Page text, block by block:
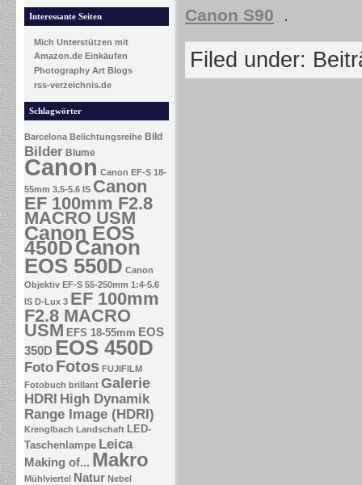
Interessante Seiten
Mich Unterstützen mit
Amazon.de Einkäufen
Photography Art Blogs
rss-verzeichnis.de
Schlagwörter
Barcelona Belichtungsreihe Bild
Bilder Blume
Canon Canon EF-S 18-
55mm 3.5-5.6 IS Canon
EF 100mm F2.8
MACRO USM
Canon EOS
450DCanon
EOS 550D Canon
Objektiv EF-S 55-250mm 1:4-5.6
IS D-Lux 3 EF 100mm
F2.8 MACRO
USM EFS 18-55mm EOS
350D EOS 450D
Foto Fotos FUJIFILM
Fotobuch brillant Galerie
HDRI High Dynamik
Range Image (HDRI)
Krenglbach Landschaft LED-
Taschenlampe Leica
Making of... Makro
Mühlviertel Natur Nebel
Canon S90
.
Filed under: